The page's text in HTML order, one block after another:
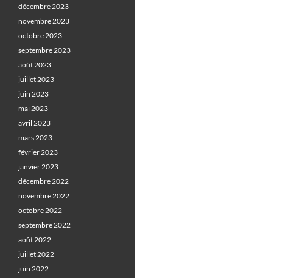
décembre 2023
novembre 2023
octobre 2023
septembre 2023
août 2023
juillet 2023
juin 2023
mai 2023
avril 2023
mars 2023
février 2023
janvier 2023
décembre 2022
novembre 2022
octobre 2022
septembre 2022
août 2022
juillet 2022
juin 2022